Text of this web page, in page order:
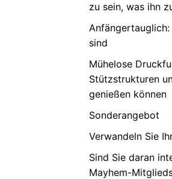
zu sein, was ihn
sind
Mühelose
Stützstrukturen
genießen können
Sonderangebot
Verwandeln Sie
Sind Sie daran
Mayhem-